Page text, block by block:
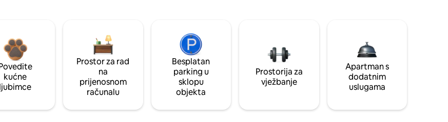
kućne
ljubimce
Prostor za rad
na
prijenosnom
računalu
Besplatan
parking u
sklopu
objekta
Prostorija za
vježbanje
Apartman s
dodatnim
uslugama